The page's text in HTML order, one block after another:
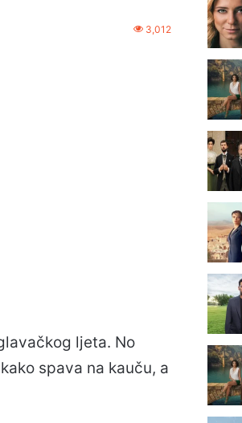
3,012
ljeta. No
spava na kauču, a